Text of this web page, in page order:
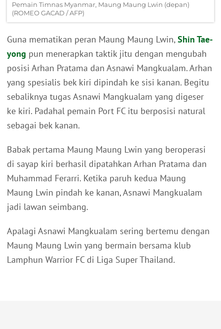
Pemain Timnas Myanmar, Maung Maung Lwin (depan)
(ROMEO GACAD / AFP)
Guna mematikan peran Maung Maung Lwin, Shin Tae-
yong pun menerapkan taktik jitu dengan mengubah
posisi Arhan Pratama dan Asnawi Mangkualam. Arhan
yang spesialis bek kiri dipindah ke sisi kanan. Begitu
sebaliknya tugas Asnawi Mangkualam yang digeser
ke kiri. Padahal pemain Port FC itu berposisi natural
sebagai bek kanan.
Babak pertama Maung Maung Lwin yang beroperasi
di sayap kiri berhasil dipatahkan Arhan Pratama dan
Muhammad Ferarri. Ketika paruh kedua Maung
Maung Lwin pindah ke kanan, Asnawi Mangkualam
jadi lawan seimbang.
Apalagi Asnawi Mangkualam sering bertemu dengan
Maung Maung Lwin yang bermain bersama klub
Lamphun Warrior FC di Liga Super Thailand.